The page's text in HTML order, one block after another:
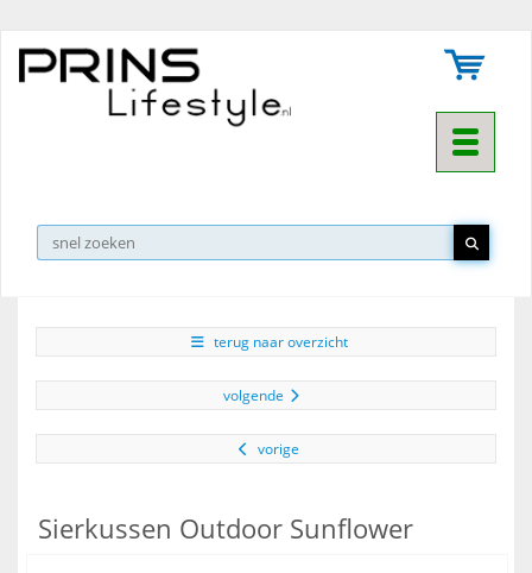
Toggle
▼
terug naar overzicht
volgende
vorige
Sierkussen Outdoor Sunflower